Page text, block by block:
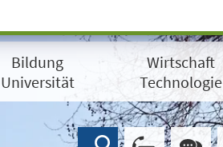
Bildung
Universität
Wirtschaft
Technologie